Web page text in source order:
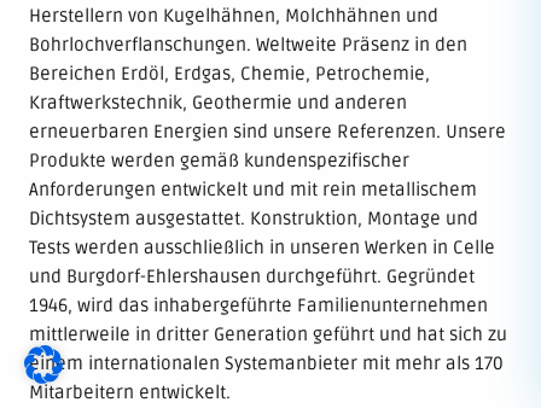
Herstellern von Kugelhähnen, Molchhähnen und
Bohrlochverflanschungen. Weltweite Präsenz in den
Bereichen Erdöl, Erdgas, Chemie, Petrochemie,
Kraftwerkstechnik, Geothermie und anderen
erneuerbaren Energien sind unsere Referenzen. Unsere
Produkte werden gemäß kundenspezifischer
Anforderungen entwickelt und mit rein metallischem
Dichtsystem ausgestattet. Konstruktion, Montage und
Tests werden ausschließlich in unseren Werken in Celle
und Burgdorf-Ehlershausen durchgeführt. Gegründet
1946, wird das inhabergeführte Familienunternehmen
mittlerweile in dritter Generation geführt und hat sich zu
einem internationalen Systemanbieter mit mehr als 170
Mitarbeitern entwickelt.